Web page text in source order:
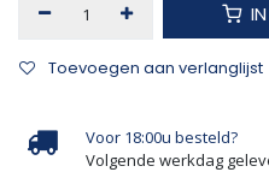
Toevoegen aan verlanglijst
Voor 18:00u besteld?
Volgende werkdag